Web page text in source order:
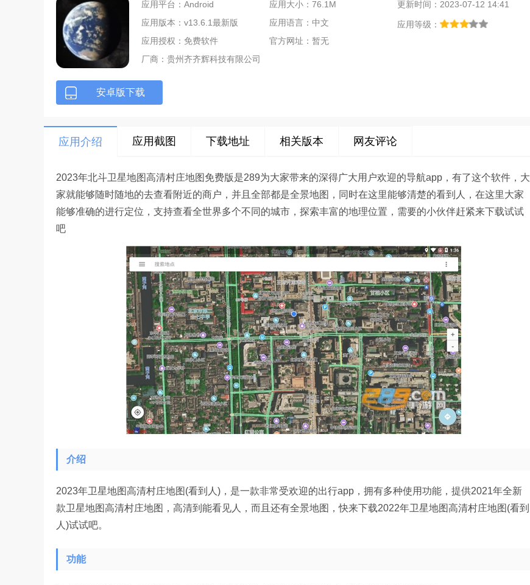
应用平台：Android 应用大小：76.1M
更新时间：2023-07-12 14:41
应用版本：v13.6.1最新版
应用语言：中文
应用等级：
应用授权：免费软件
官方网址：暂无
厂商： 贵州齐齐辉科技有限公司
安卓版下载
应用介绍 应用截图 下载地址 相关版本 网友评论
2023年北斗卫星地图高清村庄地图免费版是289为大家带来的深得广大用户欢迎的导航app，有了这个软件，大
家就能够随时随地的去查看附近的商户，并且全部都是全景地图，同时在这里能够清楚的看到人，在这里大家
能够准确的进行定位，支持查看全世界多个不同的城市，探索丰富的地理位置，需要的小伙伴赶紧来下载试试
吧
介绍
2023年卫星地图高清村庄地图(看到人)，是一款非常受欢迎的出行app，拥有多种使用功能，提供2021年全新
款卫星地图高清村庄地图，高清到能看见人，而且还有全景地图，快来下载2022年卫星地图高清村庄地图(看到
人)试试吧。
功能